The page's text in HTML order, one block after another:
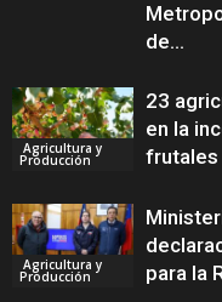
de...
Agricultura y
Producción
23
en la
frutales
Agricultura y
Producción
para la